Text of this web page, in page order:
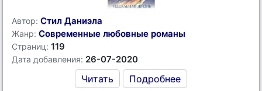
Автор: Стил Даниэла
Жанр: Современные любовные романы
Страниц: 119
Дата добавления: 26-07-2020
Читать Подробнее